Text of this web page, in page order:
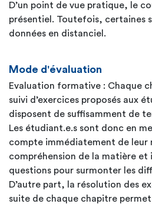
D’un point de vue pratique, le
présentiel. Toutefois, certaines
données en distanciel.
Mode d'évaluation
Evaluation formative : Chaque
suivi d’exercices proposés aux
disposent de suffisamment de
Les étudiant.e.s sont donc en
compte immédiatement de leur
compréhension de la matière et
questions pour surmonter les
D’autre part, la résolution des
suite de chaque chapitre